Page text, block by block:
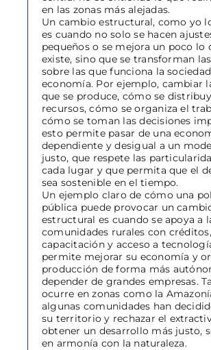
en las zonas más alejadas.
Un cambio estructural, como yo
es cuando no solo se hacen
pequeños o se mejora un poco lo
existe, sino que se transforman
sobre las que funciona la
economía. Por ejemplo, cambiar
que se produce, cómo se
recursos, cómo se organiza el
cómo se toman las decisiones
esto permite pasar de una
dependiente y desigual a un
justo, que respete las
cada lugar y que permita que el
sea sostenible en el tiempo.
Un ejemplo claro de cómo una
pública puede provocar un
estructural es cuando se apoya a
comunidades rurales con créditos,
capacitación y acceso a
permite mejorar su economía y
producción de forma más
depender de grandes empresas.
ocurre en zonas como la
algunas comunidades han
su territorio y rechazar el
obtener un desarrollo más justo,
en armonía con la naturaleza.